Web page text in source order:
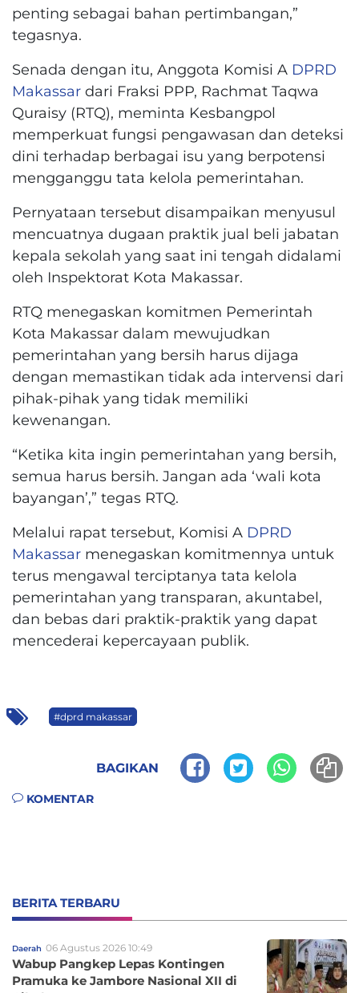
penting sebagai bahan pertimbangan,”
tegasnya.
Senada dengan itu, Anggota Komisi A DPRD
Makassar dari Fraksi PPP, Rachmat Taqwa
Quraisy (RTQ), meminta Kesbangpol
memperkuat fungsi pengawasan dan deteksi
dini terhadap berbagai isu yang berpotensi
mengganggu tata kelola pemerintahan.
Pernyataan tersebut disampaikan menyusul
mencuatnya dugaan praktik jual beli jabatan
kepala sekolah yang saat ini tengah didalami
oleh Inspektorat Kota Makassar.
RTQ menegaskan komitmen Pemerintah
Kota Makassar dalam mewujudkan
pemerintahan yang bersih harus dijaga
dengan memastikan tidak ada intervensi dari
pihak-pihak yang tidak memiliki
kewenangan.
“Ketika kita ingin pemerintahan yang bersih,
semua harus bersih. Jangan ada ‘wali kota
bayangan’,” tegas RTQ.
Melalui rapat tersebut, Komisi A DPRD
Makassar menegaskan komitmennya untuk
terus mengawal terciptanya tata kelola
pemerintahan yang transparan, akuntabel,
dan bebas dari praktik-praktik yang dapat
mencederai kepercayaan publik.
#dprd makassar
BAGIKAN
KOMENTAR
BERITA TERBARU
Daerah 06 Agustus 2026 10:49
Wabup Pangkep Lepas Kontingen
Pramuka ke Jambore Nasional XII di